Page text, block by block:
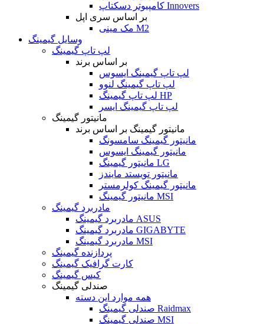
کامپیوتر دسکتاپ Innovers
بر اساس سری اپل
مک مینی M2
وسایل گیمینگ
لپ تاپ گیمینگ
بر اساس برند
لپ تاپ گیمینگ ایسوس
لپ تاپ گیمینگ لنوو
لپ تاپ گیمینگ HP
لپ تاپ گیمینگ ایسر
مانیتور گیمینگ
مانیتور گیمینگ بر اساس برند
مانیتور گیمینگ سامسونگ
مانیتور گیمینگ ایسوس
مانیتور گیمینگ LG
مانیتور تویستد مایندز
مانیتور گیمینگ کولرمستر
مانیتور گیمینگ MSI
مادربرد گیمینگ
مادربرد گیمینگ ASUS
مادربرد گیمینگ GIGABYTE
مادربرد گیمینگ MSI
پردازنده گیمینگ
کارت گرافیک گیمینگ
کیس گیمینگ
صندلی گیمینگ
همه موارد این دسته
صندلی گیمینگ Raidmax
صندلی گیمینگ MSI